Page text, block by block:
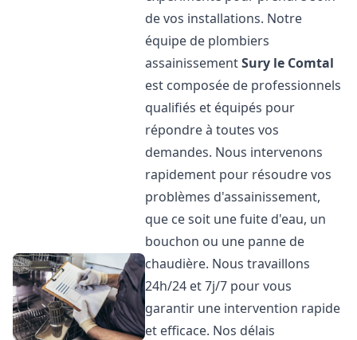
de vos installations. Notre
équipe de plombiers
assainissementSury le Comtal
est composée de professionnels
qualifiés et équipés pour
répondre à toutes vos
demandes. Nous intervenons
rapidement pour résoudre vos
problèmes d'assainissement,
que ce soit une fuite d'eau, un
bouchon ou une panne de
chaudière. Nous travaillons
24h/24 et 7j/7 pour vous
garantir une intervention rapide
et efficace. Nos délais